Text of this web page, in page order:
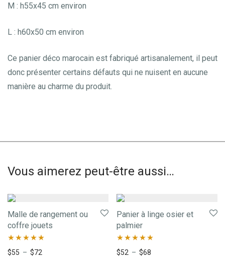
M : h55x45 cm environ
L : h60x50 cm environ
Ce panier déco marocain est fabriqué artisanalement, il peut
donc présenter certains défauts qui ne nuisent en aucune
manière au charme du produit.
Vous aimerez peut-être aussi…
Malle de rangement ou
coffre jouets
Note 5.00
$55 – $72
Panier à linge osier et
palmier
Note 5.00
$52 – $68